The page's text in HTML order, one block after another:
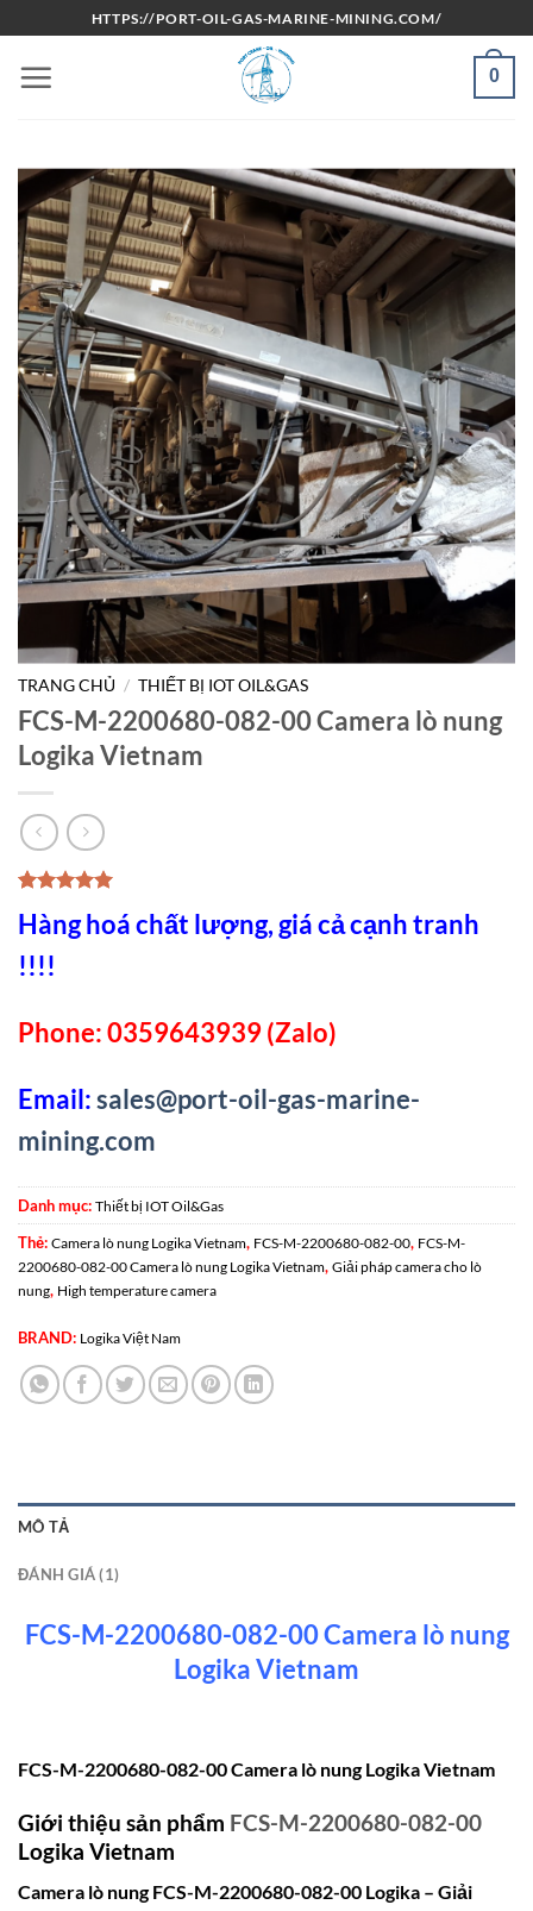
qua
nội
HTTPS://PORT-OIL-GAS-MARINE-MINING.COM/
0
TRANG CHỦ / THIẾT BỊ IOT OIL&GAS
FCS-M-2200680-082-00 Camera lò nung
Logika Vietnam
dựa trên
Hàng hoá chất lượng, giá cả cạnh tranh
!!!!
Phone: 0359643939 (Zalo)
Email:sales@port-oil-gas-marine-
mining.com
Danh mục: Thiết bị IOT Oil&Gas
Thẻ: Camera lò nung Logika Vietnam, FCS-M-2200680-082-00, FCS-M-
2200680-082-00 Camera lò nung Logika Vietnam, Giải pháp camera cho lò
nung, High temperature camera
BRAND: Logika Việt Nam
MÔ TẢ
ĐÁNH GIÁ (1)
FCS-M-2200680-082-00 Camera lò nung
Logika Vietnam
FCS-M-2200680-082-00 Camera lò nung Logika Vietnam
Giới thiệu sản phẩm FCS-M-2200680-082-00
Logika Vietnam
Camera lò nung FCS-M-2200680-082-00 Logika – Giải